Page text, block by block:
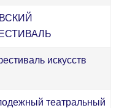
искусств
театральный